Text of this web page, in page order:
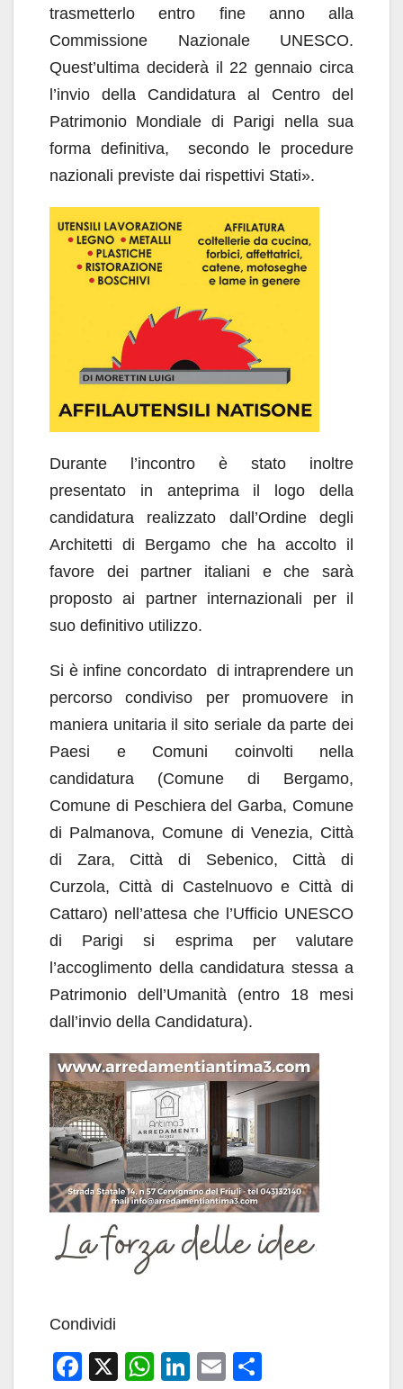
trasmetterlo entro fine anno alla
Commissione Nazionale UNESCO.
Quest’ultima deciderà il 22 gennaio circa
l’invio della Candidatura al Centro del
Patrimonio Mondiale di Parigi nella sua
forma definitiva, secondo le procedure
nazionali previste dai rispettivi Stati».
Durante l’incontro è stato inoltre
presentato in anteprima il logo della
candidatura realizzato dall’Ordine degli
Architetti di Bergamo che ha accolto il
favore dei partner italiani e che sarà
proposto ai partner internazionali per il
suo definitivo utilizzo.
Si è infine concordato di intraprendere un
percorso condiviso per promuovere in
maniera unitaria il sito seriale da parte dei
Paesi e Comuni coinvolti nella
candidatura (Comune di Bergamo,
Comune di Peschiera del Garba, Comune
di Palmanova, Comune di Venezia, Città
di Zara, Città di Sebenico, Città di
Curzola, Città di Castelnuovo e Città di
Cattaro) nell’attesa che l’Ufficio UNESCO
di Parigi si esprima per valutare
l’accoglimento della candidatura stessa a
Patrimonio dell’Umanità (entro 18 mesi
dall’invio della Candidatura).
Condividi
F
X
W
Li
E